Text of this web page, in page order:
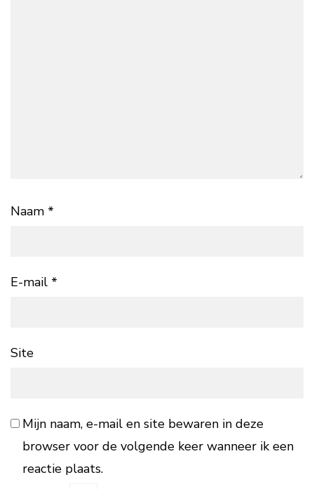
Naam *
E-mail *
Site
Mijn naam, e-mail en site bewaren in deze
browser voor de volgende keer wanneer ik een
reactie plaats.